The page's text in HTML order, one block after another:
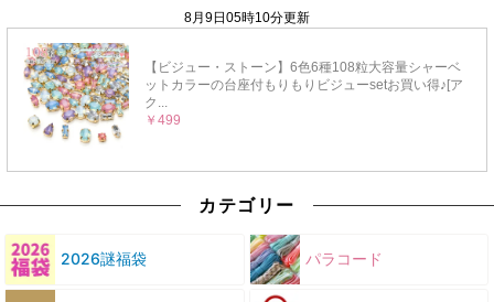
カテゴリー
2026謎福袋 パラコード